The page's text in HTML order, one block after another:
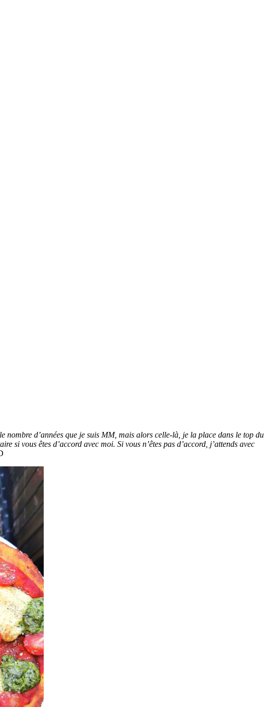
nombre d’années que je suis MM, mais alors celle-là, je la place dans le top du
si vous êtes d’accord avec moi. Si vous n’êtes pas d’accord, j’attends avec